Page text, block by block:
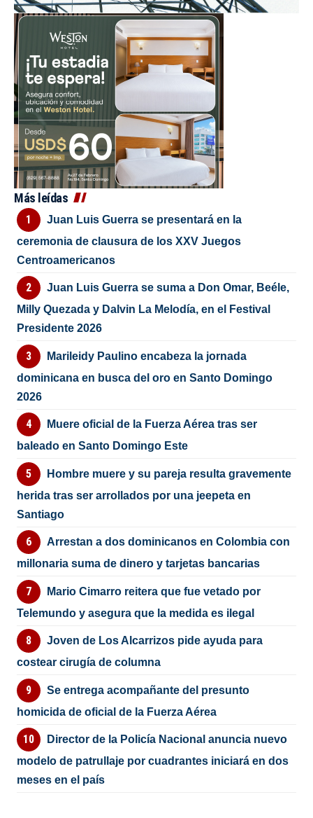
Más leídas
Juan Luis Guerra se presentará en la
ceremonia de clausura de los XXV Juegos
Centroamericanos
Juan Luis Guerra se suma a Don Omar, Beéle,
Milly Quezada y Dalvin La Melodía, en el Festival
Presidente 2026
Marileidy Paulino encabeza la jornada
dominicana en busca del oro en Santo Domingo
2026
Muere oficial de la Fuerza Aérea tras ser
baleado en Santo Domingo Este
Hombre muere y su pareja resulta gravemente
herida tras ser arrollados por una jeepeta en
Santiago
Arrestan a dos dominicanos en Colombia con
millonaria suma de dinero y tarjetas bancarias
Mario Cimarro reitera que fue vetado por
Telemundo y asegura que la medida es ilegal
Joven de Los Alcarrizos pide ayuda para
costear cirugía de columna
Se entrega acompañante del presunto
homicida de oficial de la Fuerza Aérea
Director de la Policía Nacional anuncia nuevo
modelo de patrullaje por cuadrantes iniciará en dos
meses en el país